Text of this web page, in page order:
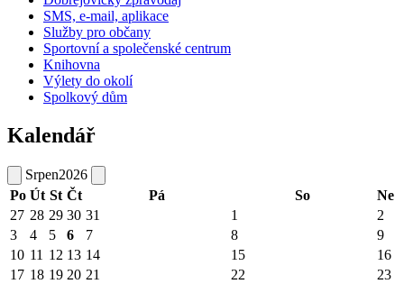
SMS, e-mail, aplikace
Služby pro občany
Sportovní a společenské centrum
Knihovna
Výlety do okolí
Spolkový dům
Kalendář
Srpen2026
Po Út St Čt Pá So
Ne
27 28 29 30 31 1
2
3
4 5 6 7 8
9
10 11 12 13 14 15
16
17 18 19 20 21 22 23